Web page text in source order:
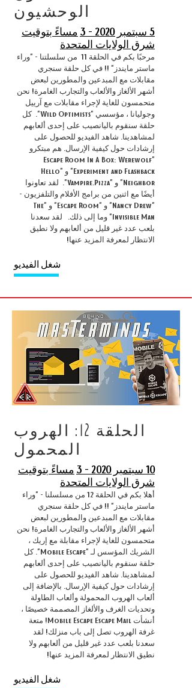
الوحشيون
5 سبتمبر 2020 - 3
مساءً بتوقيت
شرق الولايات المتحدة
مرحبًا بكم في الحلقة 11
من سلسلتنا - "وراء
ماستر مايندز" !! في كل حلقة سنجري
مقابلات مع المبدعين والمطورين لبعض
أشهر الألغاز والألعاب والتجارب الغامرة! نحن
متحمسون للغاية لإجراء مقابلات مع آرييل
وجوليانا ، مؤسسي "Wild Optimists".
كل
حلقة سنقوم باليانصيب على إحدى ألعابهم
لمشاهدينا. شاهد الفيديو للحصول على
إرشادات حول كيفية الإرسال. هم مبتكرو
"Escape Room In A Box: Werewolf
Experiment and Flashback" و "Hello
Neighbor" و "Vampire.Pizza".
لقد تعاونوا
أيضًا مع اثنين من برامج الأفلام والتلفزيون -
"Nancy Drew" و "Escape Room" و "The
Invisible Man" وما إلى ذلك.
لقد سعدنا
بلعب عدد غير قليل من ألعابهم ولا نطيق
الانتظار لمعرفة المزيد عنها!
شغل الفيديو
الحلقة 12: الهروب
المحمول
10 سبتمبر 2020 - 3
مساءً بتوقيت
شرق الولايات المتحدة
أهلا بكم في الحلقة 12 من مسلسلنا - "وراء
ماستر مايندز" !! في كل حلقة سنجري
مقابلات مع المبدعين والمطورين لبعض
أشهر الألغاز والألعاب والتجارب الغامرة! نحن
متحمسون للغاية لإجراء مقابلة مع إريك ،
الشريك المؤسس لـ "Mobile Escape". كل
حلقة سنقوم باليانصيب على إحدى ألعابهم
لمشاهدينا. شاهد الفيديو للحصول على
إرشادات حول كيفية الإرسال. بالإضافة إلى
ألعاب الهروب المحمولة وألعاب الطاولة
وتحديات الغرف والألغاز المصممة خصيصًا ،
أنشأت Mobile Escape Escape Mail! متعة
غرفة الهروب تصل إلى باب منزلك! لقد
سعدنا بلعب عدد غير قليل من ألعابهم ولا
نطيق الانتظار لمعرفة المزيد عنها!
شغل الفيديو